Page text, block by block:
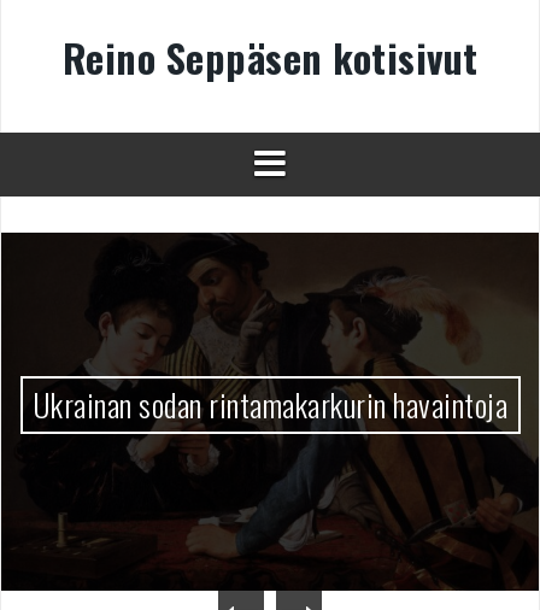
Reino Seppäsen kotisivut
Ukrainan sodan rintamakarkurin havaintoja